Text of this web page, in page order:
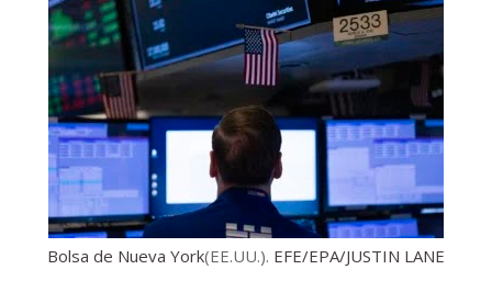
Bolsa de Nueva York(EE.UU.). EFE/EPA/JUSTIN LANE